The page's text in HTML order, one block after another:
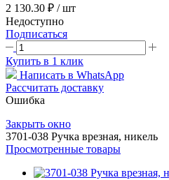
2 130.30 ₽ / шт
Недоступно
Подписаться
Купить в 1 клик
Написать в WhatsApp
Рассчитать доставку
Ошибка
Закрыть окно
3701-038 Ручка врезная, никель
Просмотренные товары